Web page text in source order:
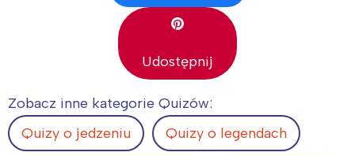
Udostępnij
Zobacz inne kategorie Quizów:
Quizy o jedzeniu
Quizy o legendach